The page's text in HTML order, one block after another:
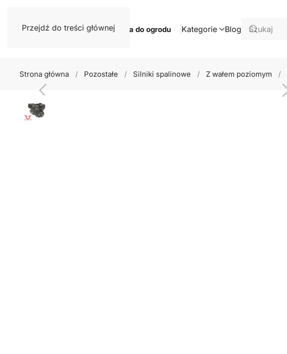
Przejdź do treści głównejNarzędzia do ogrodu Kategorie Blog
Strona główna Pozostałe Silniki spalinowe Z wałem poziomym